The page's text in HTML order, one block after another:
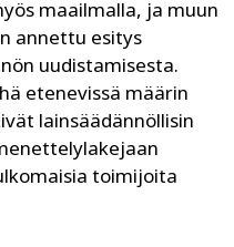
maailmalla, ja muun
annettu esitys
uudistamisesta.
etenevissä määrin
lainsäädännöllisin
toimijoita